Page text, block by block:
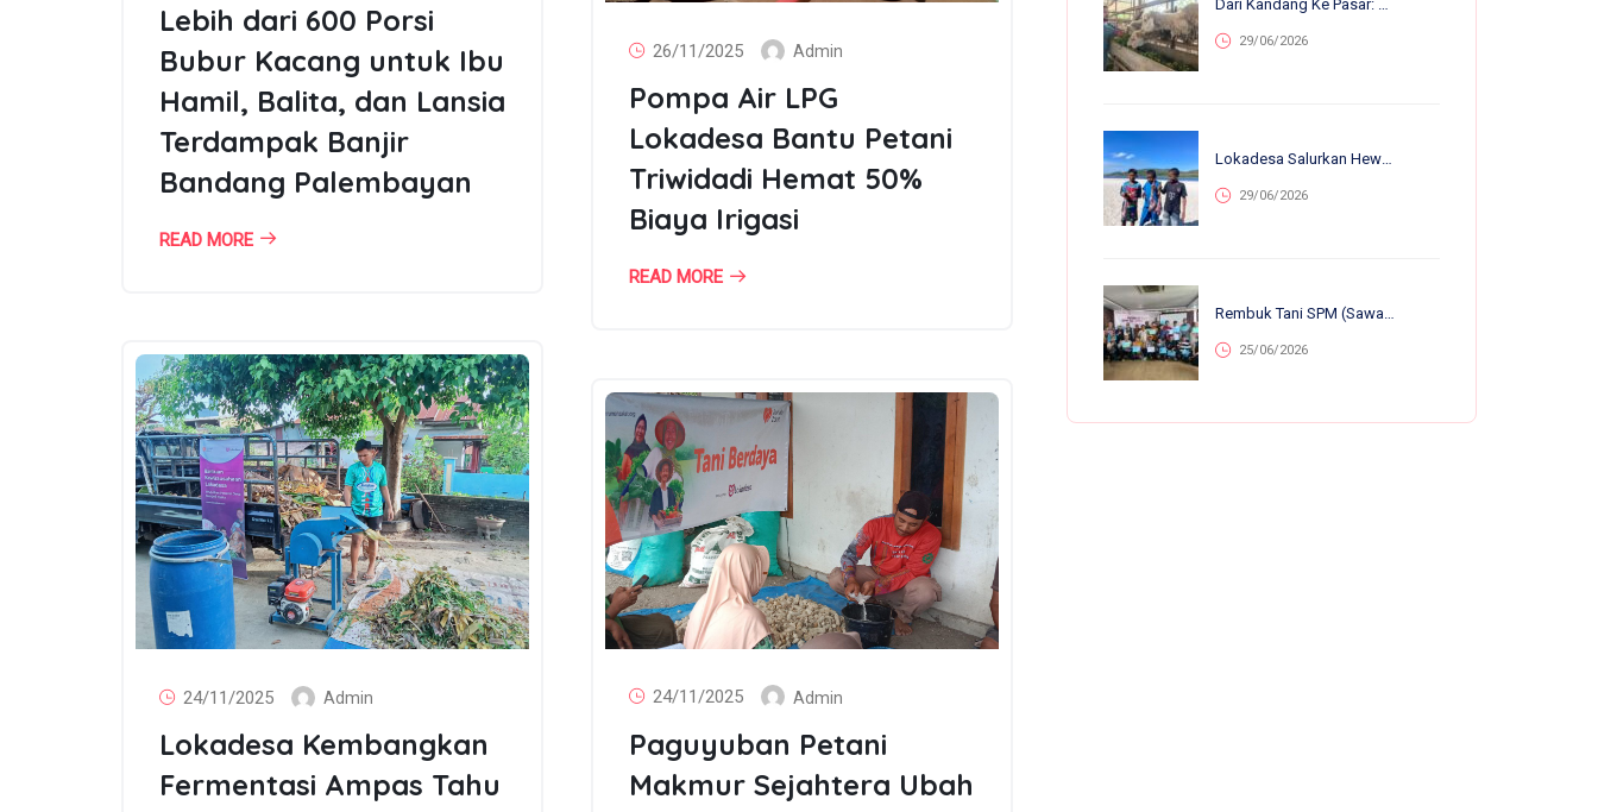
Lebih dari 600 Porsi
Bubur Kacang untuk Ibu
Hamil, Balita, dan Lansia
Terdampak Banjir
Bandang Palembayan
READ MORE
26/11/2025 Admin
Pompa Air LPG
Lokadesa Bantu Petani
Triwidadi Hemat 50%
Biaya Irigasi
READ MORE
24/11/2025 Admin
Lokadesa Kembangkan
Fermentasi Ampas Tahu
24/11/2025 Admin
Paguyuban Petani
Makmur Sejahtera Ubah
29/06/2026
29/06/2026
25/06/2026